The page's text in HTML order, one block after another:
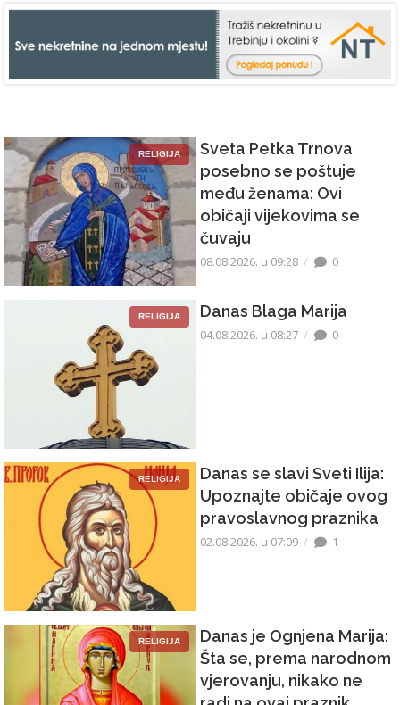
RELIGIJA
Sveta Petka Trnova
posebno se poštuje
među ženama: Ovi
običaji vijekovima se
čuvaju
08.08.2026. u 09:28 0
RELIGIJA Danas Blaga Marija
04.08.2026. u 08:27 0
RELIGIJA
Danas se slavi Sveti Ilija:
Upoznajte običaje ovog
pravoslavnog praznika
02.08.2026. u 07:09 1
RELIGIJA
Danas je Ognjena Marija:
Šta se, prema narodnom
vjerovanju, nikako ne